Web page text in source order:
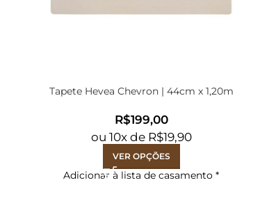
Tapete Hevea Chevron | 44cm x 1,20m
R$
ou 10x de R$19,90
VER OPÇÕES
Adicionar à lista de casamento *